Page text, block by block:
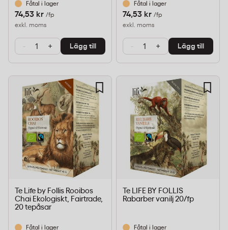
Fåtal i lager
74,53 kr /fp
exkl. moms
- + Lägg till
Fåtal i lager
74,53 kr /fp
exkl. moms
- + Lägg till
Te Life by Follis Rooibos
Chai Ekologiskt, Fairtrade,
20 tepåsar
Fåtal i lager
Te LIFE BY FOLLIS
Rabarber vanilj 20/fp
Fåtal i lager